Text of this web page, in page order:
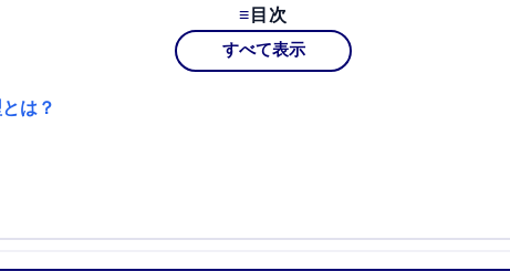
目次
すべて表示
は？